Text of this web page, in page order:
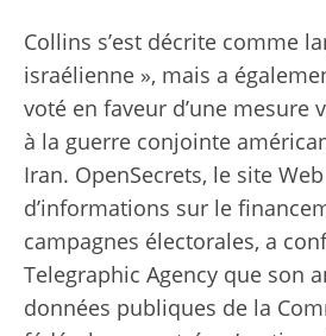
Collins s’est décrite comme
israélienne », mais a
voté en faveur d’une mesure
à la guerre conjointe
Iran. OpenSecrets, le site
d’informations sur le
campagnes électorales, a
Telegraphic Agency que son
données publiques de la